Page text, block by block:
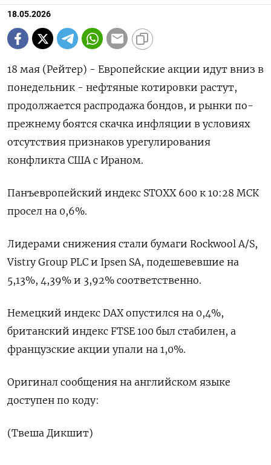
18.05.2026
18 мая (Рейтер) - Европейские акции идут вниз в
понедельник - ‌нефтяные котировки растут,
продолжается распродажа бондов, и ​рынки ​по-
прежнему боятся ​скачка инфляции ⁠в ‌условиях
отсутствия признаков ‌урегулирования
конфликта США с Ираном.
Панъевропейский ​индекс STOXX ‌600 к ​10:28 МСК
просел на ‌0,6%.
Лидерами снижения стали бумаги Rockwool A/S,
Vistry Group ​PLC ​и ‌Ipsen SA, подешевевшие ​на
5,13%, 4,39% и 3,92% соответственно.
Немецкий индекс DAX опустился на 0,4%,
британский индекс FTSE ​100 ⁠был стабилен, а
французские акции упали ‌на 1,0%.
Оригинал ‌сообщения на английском ​языке
доступен по ‌коду:
(Твеша Дикшит)